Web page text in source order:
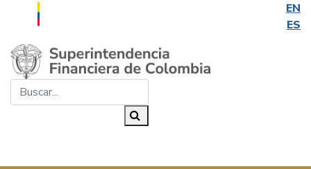
EN
ES
Saltar al contenido principal